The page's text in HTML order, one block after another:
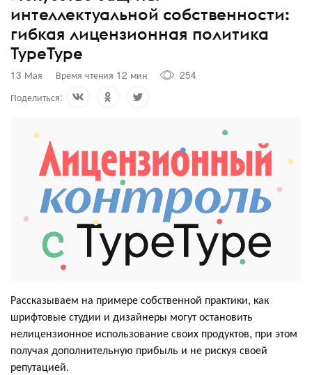
интеллектуальной собственности:
гибкая лицензионная политика
TypeType
13 Мая Время чтения 12 мин
254
Поделиться:
Рассказываем на примере собственной практики, как
шрифтовые студии и дизайнеры могут остановить
нелицензионное использование своих продуктов, при этом
получая дополнительную прибыль и не рискуя своей
репутацией.